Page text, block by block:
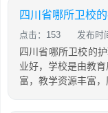
四川省哪所卫校
点击：153 发布时
四川省哪所卫校的
业好，学校是由教
富，教学资源丰富